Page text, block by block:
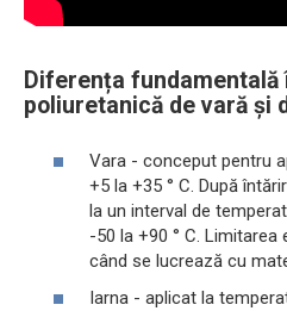
Diferența fundamentală
poliuretanică de vară și
Vara - conceput pentru
+5 la +35 ° C. După
la un interval de
-50 la +90 ° C.
când se lucrează cu
Iarna - aplicat la